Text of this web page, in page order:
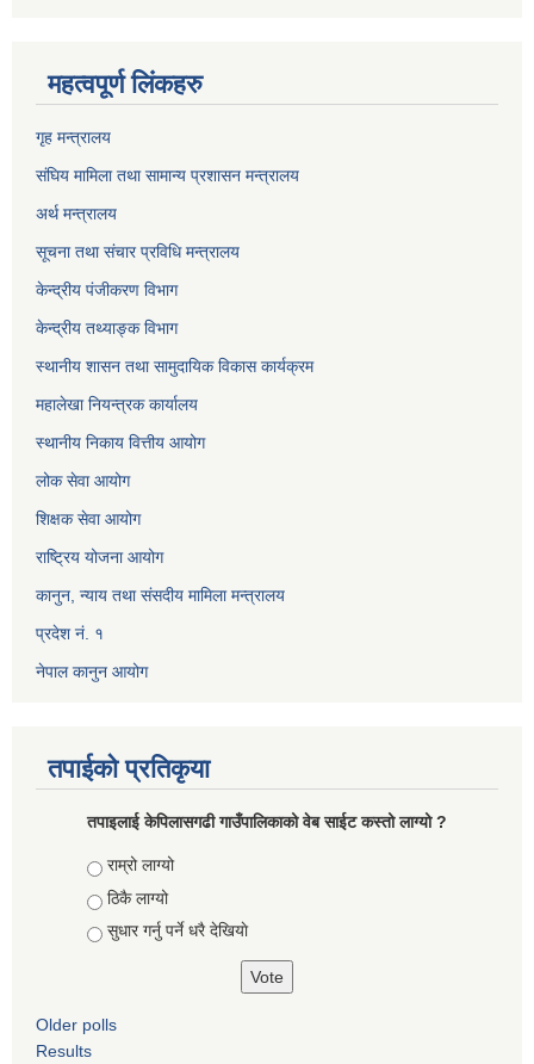
महत्वपूर्ण लिंकहरु
गृह मन्त्रालय
संघिय मामिला तथा सामान्य प्रशासन मन्त्रालय
अर्थ मन्त्रालय
सूचना तथा संचार प्रविधि मन्त्रालय
केन्द्रीय पंजीकरण विभाग
केन्द्रीय तथ्याङ्क विभाग
स्थानीय शासन तथा सामुदायिक विकास कार्यक्रम
महालेखा नियन्त्रक कार्यालय
स्थानीय निकाय वित्तीय आयोग
लोक सेवा आयोग
शिक्षक सेवा आयोग
राष्ट्रिय योजना आयोग
कानुन, न्याय तथा संसदीय मामिला मन्त्रालय
प्रदेश नं. १
नेपाल कानुन आयोग
तपाईको प्रतिकृया
तपाइलाई केपिलासगढी गाउँपालिकाको वेब साईट कस्तो लाग्यो ?
Choices
राम्रो लाग्यो
ठिकै लाग्यो
सुधार गर्नु पर्ने धरै देखियाे
Older polls
Results